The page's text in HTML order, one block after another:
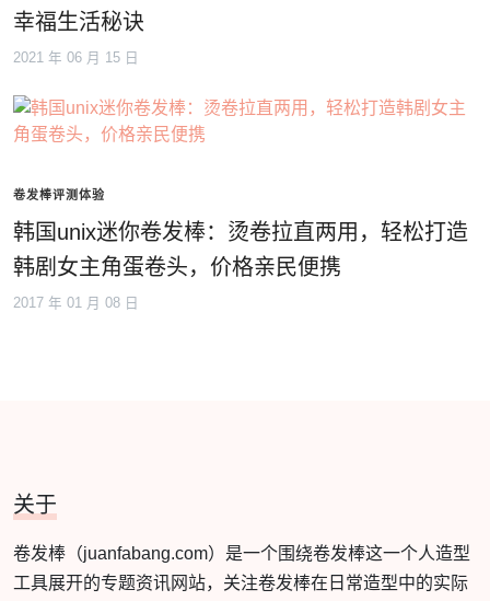
幸福生活秘诀
2021 年 06 月 15 日
卷发棒评测体验
韩国unix迷你卷发棒：烫卷拉直两用，轻松打造
韩剧女主角蛋卷头，价格亲民便携
2017 年 01 月 08 日
关于
卷发棒（juanfabang.com）是一个围绕卷发棒这一个人造型
工具展开的专题资讯网站，关注卷发棒在日常造型中的实际